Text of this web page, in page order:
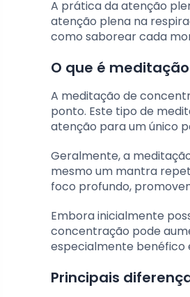
A prática da atenção
atenção plena na
como saborear cada
O que é
A meditação de
ponto. Este tipo de
atenção para um único
Geralmente, a
mesmo um mantra
foco profundo,
Embora inicialmente
concentração pode
especialmente benéfico
Principais